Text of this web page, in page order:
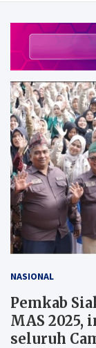
NASIONAL
Pemkab
MAS 2025,
seluruh